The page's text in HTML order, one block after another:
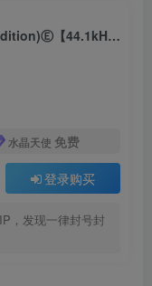
P!nk – M!ssundaztood (Expanded Edition)Ⓔ【44.1kHz／16bit】德国区
水晶天使 免费
登录购买
，发现一律封号封